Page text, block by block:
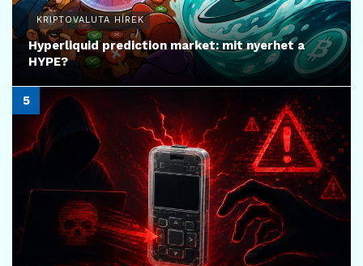
KRIPTOVALUTA HÍREK
Hyperliquid prediction market: mit nyerhet a
HYPE?